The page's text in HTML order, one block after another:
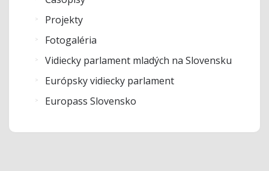
Projekty
Fotogaléria
Vidiecky parlament mladých na Slovensku
Európsky vidiecky parlament
Europass Slovensko